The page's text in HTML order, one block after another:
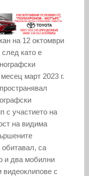
на 12 октомври
като е
март 2023 г.
с участието на
на видима
обитавал, са
и два мобилни
с